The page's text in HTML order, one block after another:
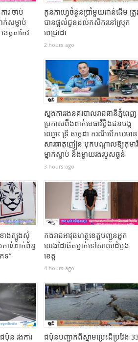
ារ ចាប់
សម្លាប់
ត្តតាកែវ
កូនកាហ្វេចំនួនប្រាំមួយពាន់ដើម ត្រូ
បានផ្តល់ជូនដល់កសិករនៅស្រុក
ពេជ្រាដា
2 hours ago
ស្នងការរងនគរបាលរាជធានីភ្នំពេញ
ប្រកាសពឹងពាក់មេធាវីប្តឹងជនបង្ក
ឈ្មោះ ទ្រី សក្ដដា ករណីបើកបរមាន
សារធាតុញៀន បុកបណ្តាលឱ្យកុមារី
ម្នាក់ស្លាប់ និងម្តាយរងរបួសធ្ងន់
3 hours ago
ាងត្បូងសុំ
ាន់ពាក់ព័ន្ធ
េទ”
កងរាជឣាវុធហត្ថខេត្តបញ្ជូនអ្នក
លេងដៃឆើតម្នាក់ទៅសាលាដំបូង
ខេត្ត
4 hours ago
ប៉ុន រងការ
ជប៉ុនបញ្ជាក់ពីស្នាមប្រេះដីប្រវែង